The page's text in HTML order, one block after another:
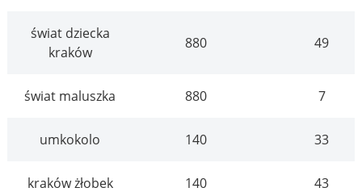
świat dziecka
kraków
880 49
świat maluszka 880 7
umkokolo 140 33
kraków żłobek 140 43